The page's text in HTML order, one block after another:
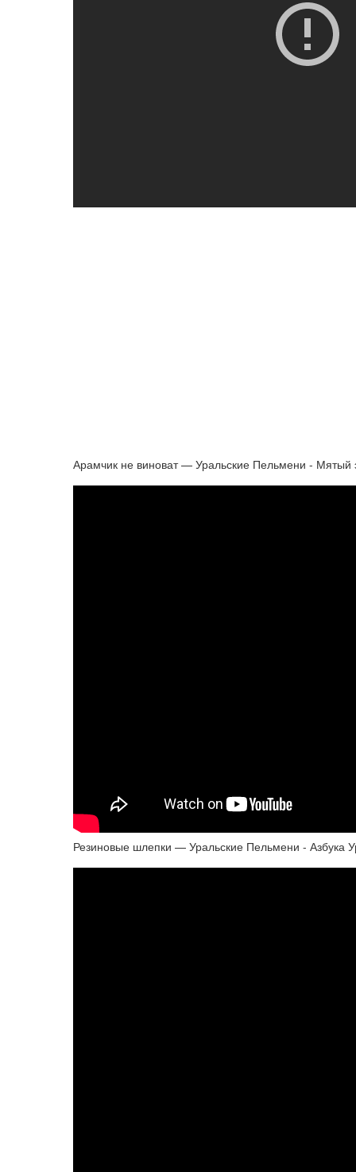
Арамчик не виноват — Уральские Пельмени - Мятый
Резиновые шлепки — Уральские Пельмени - Азбука